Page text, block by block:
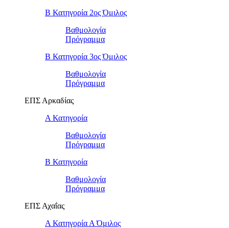
Β Κατηγορία 2ος Όμιλος
Βαθμολογία
Πρόγραμμα
Β Κατηγορία 3ος Όμιλος
Βαθμολογία
Πρόγραμμα
ΕΠΣ Αρκαδίας
Α Κατηγορία
Βαθμολογία
Πρόγραμμα
Β Κατηγορία
Βαθμολογία
Πρόγραμμα
ΕΠΣ Αχαΐας
Α Κατηγορία Α Όμιλος